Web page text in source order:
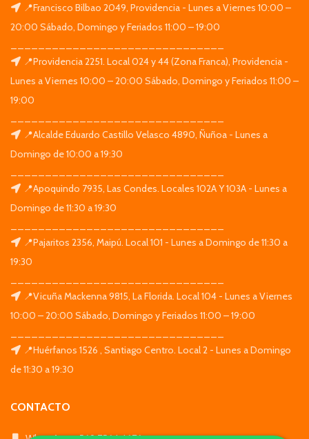
📍Francisco Bilbao 2049, Providencia - Lunes a Viernes 10:00 –
20:00 Sábado, Domingo y Feriados 11:00 – 19:00
📍Providencia 2251. Local 024 y 44 (Zona Franca), Providencia -
Lunes a Viernes 10:00 – 20:00 Sábado, Domingo y Feriados 11:00 –
19:00
📍Alcalde Eduardo Castillo Velasco 4890, Ñuñoa - Lunes a
Domingo de 10:00 a 19:30
📍Apoquindo 7935, Las Condes. Locales 102A Y 103A - Lunes a
Domingo de 11:30 a 19:30
📍Pajaritos 2356, Maipú. Local 101 - Lunes a Domingo de 11:30 a
19:30
📍Vicuña Mackenna 9815, La Florida. Local 104 - Lunes a Viernes
10:00 – 20:00 Sábado, Domingo y Feriados 11:00 – 19:00
📍Huérfanos 1526 , Santiago Centro. Local 2 - Lunes a Domingo
de 11:30 a 19:30
CONTACTO